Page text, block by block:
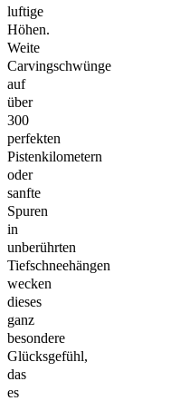
luftige
Höhen.
Weite
Carvingschwünge
auf
über
300
perfekten
Pistenkilometern
oder
sanfte
Spuren
in
unberührten
Tiefschneehängen
wecken
dieses
ganz
besondere
Glücksgefühl,
das
es